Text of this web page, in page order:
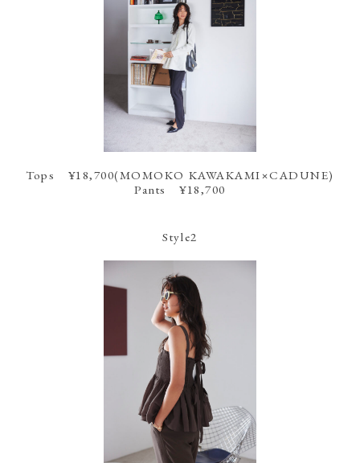
Tops ¥18,700(MOMOKO KAWAKAMI×CADUNE)
Pants ¥18,700
Style2